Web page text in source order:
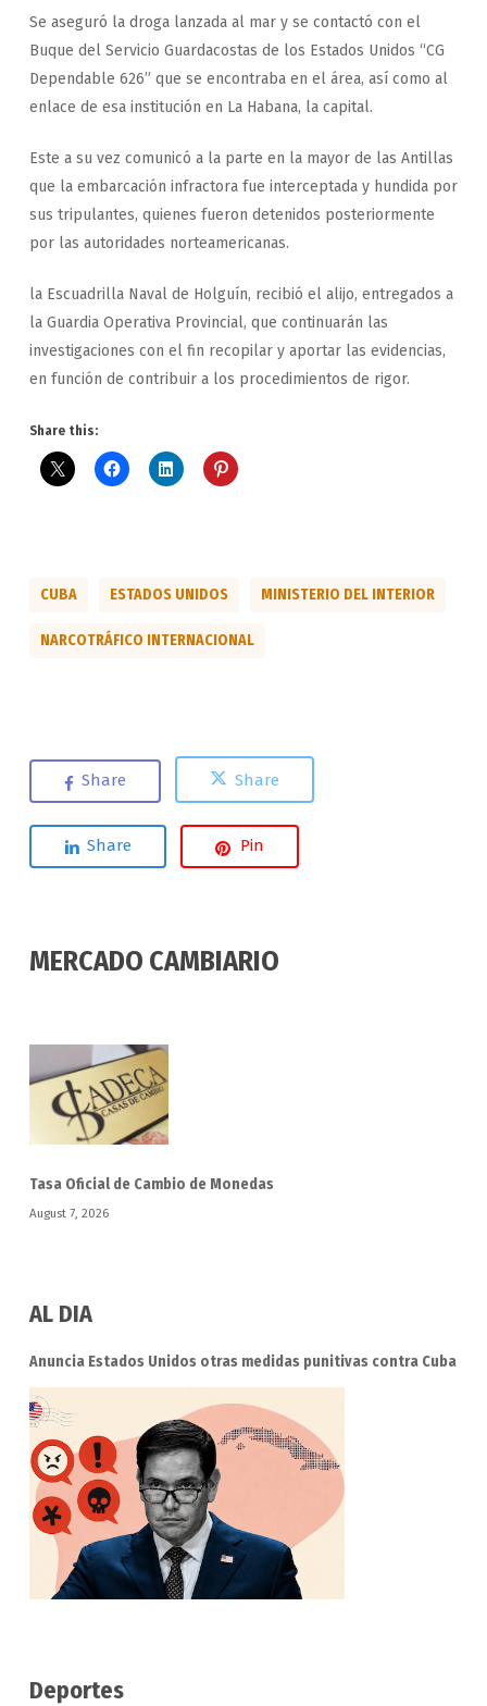
Se aseguró la droga lanzada al mar y se contactó con el
Buque del Servicio Guardacostas de los Estados Unidos “CG
Dependable 626” que se encontraba en el área, así como al
enlace de esa institución en La Habana, la capital.
Este a su vez comunicó a la parte en la mayor de las Antillas
que la embarcación infractora fue interceptada y hundida por
sus tripulantes, quienes fueron detenidos posteriormente
por las autoridades norteamericanas.
la Escuadrilla Naval de Holguín, recibió el alijo, entregados a
la Guardia Operativa Provincial, que continuarán las
investigaciones con el fin recopilar y aportar las evidencias,
en función de contribuir a los procedimientos de rigor.
Share this:
CUBA ESTADOS UNIDOS MINISTERIO DEL INTERIOR
NARCOTRÁFICO INTERNACIONAL
Share Share
Share Pin
MERCADO CAMBIARIO
Tasa Oficial de Cambio de Monedas
August 7, 2026
AL DIA
Anuncia Estados Unidos otras medidas punitivas contra Cuba
Deportes